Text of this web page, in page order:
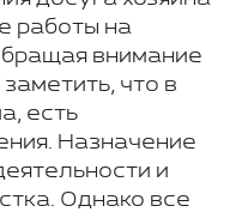
работы на
внимание
что в
есть
Назначение
и
Однако все